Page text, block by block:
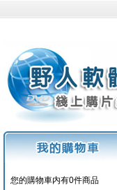
您的購物車内有0件商品